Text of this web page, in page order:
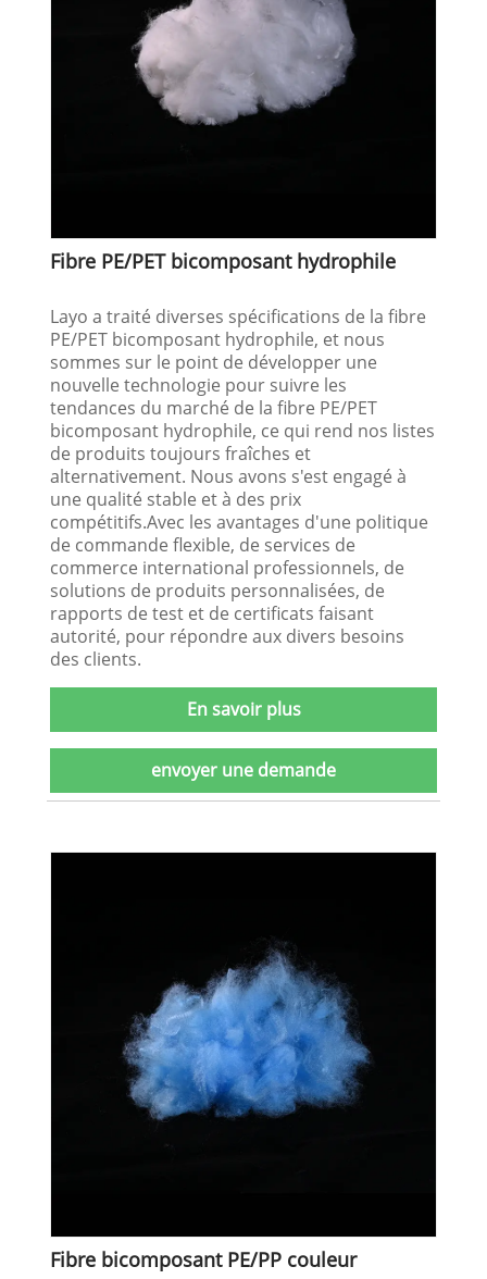
Fibre PE/PET bicomposant hydrophile
Layo a traité diverses spécifications de la fibre
PE/PET bicomposant hydrophile, et nous
sommes sur le point de développer une
nouvelle technologie pour suivre les
tendances du marché de la fibre PE/PET
bicomposant hydrophile, ce qui rend nos listes
de produits toujours fraîches et
alternativement. Nous avons s'est engagé à
une qualité stable et à des prix
compétitifs.Avec les avantages d'une politique
de commande flexible, de services de
commerce international professionnels, de
solutions de produits personnalisées, de
rapports de test et de certificats faisant
autorité, pour répondre aux divers besoins
des clients.
En savoir plus
envoyer une demande
Fibre bicomposant PE/PP couleur